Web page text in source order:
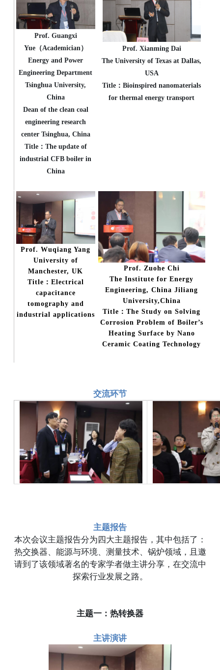
Prof. Guangxi
Yue（Academician）
Energy and Power
Engineering Department
Tsinghua University,
China
Dean of the clean coal
engineering research
center Tsinghua, China
Title：The update of
industrial CFB boiler in
China
Prof. Xianming Dai
The University of Texas at Dallas,
USA
Title：Bioinspired nanomaterials
for thermal energy transport
Prof. Wuqiang Yang
University of
Manchester, UK
Title：Electrical
capacitance
tomography and
industrial applications
Prof. Zuohe Chi
The Institute for Energy
Engineering, China Jiliang
University,China
Title：The Study on Solving
Corrosion Problem of Boiler’s
Heating Surface by Nano
Ceramic Coating Technology
交流环节
主题报告
本次会议主题报告分为四大主题报告，其中包括了：
热交换器、能源与环境、测量技术、锅炉领域，且邀
请到了该领域著名的专家学者做主讲分享，在交流中
探索行业发展之路。
主题一：热转换器
主讲演讲